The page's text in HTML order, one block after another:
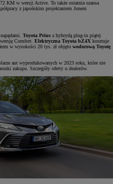
KM w wersji Active. To także ostatnia szansa
z japońskim projektantem Junem
Toyota Prius z hybrydą plug-in piątej
Comfort. Elektryczna Toyota bZ4X kosztuje
w wysokości 20 tys. zł objęto wodorową Toyotę
aut wyprodukowanych w 2023 roku, które nie
zakupu. Szczegóły oferty u dealerów.